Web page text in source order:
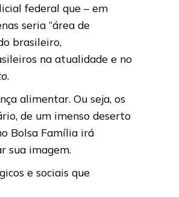
federal que – em
seria “área de
brasileiro,
na atualidade e no
.
alimentar. Ou seja, os
de um imenso deserto
Bolsa Família irá
sua imagem.
e sociais que